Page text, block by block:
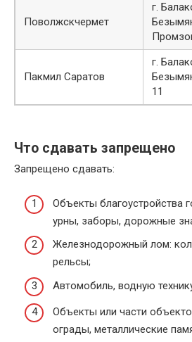
Поволжскчермет
г.
Пакмил Саратов
г.
11
Что сдавать запрещено
Запрещено сдавать:
Объекты благоустройства
урны, заборы, дорожные
Железнодорожный лом:
рельсы;
Автомобиль, водную
Объекты или части
ограды, металлические